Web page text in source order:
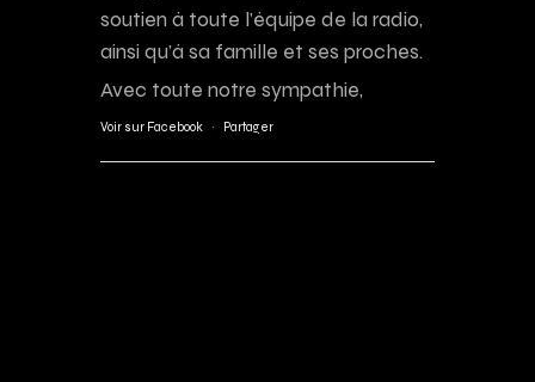
soutien à toute l’équipe de la radio,
ainsi qu’à sa famille et ses proches.
Avec toute notre sympathie,
Voir sur Facebook · Partager